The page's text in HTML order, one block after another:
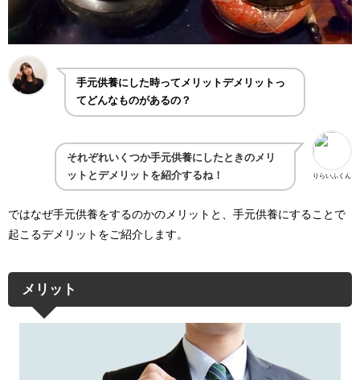
手元供養にした時ってメリットデメリットっ
てどんなものがあるの？
りらいふくん
それぞれいくつか手元供養にしたときのメリ
ットとデメリットを紹介するね！
ではなぜ手元供養をするのかのメリットと、手元供養にすることで
起こるデメリットをご紹介します。
メリット